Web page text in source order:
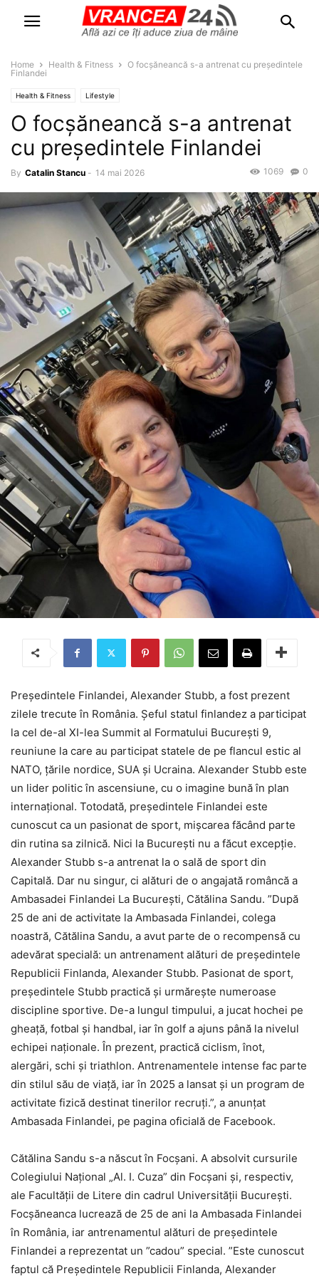
Home Health & Fitness
O focșăneancă s-a antrenat cu președintele
Finlandei
Health & Fitness Lifestyle
O focșăneancă s-a antrenat
cu președintele Finlandei
By Catalin Stancu - 14 mai 2026 0
1069
Președintele Finlandei, Alexander Stubb, a fost prezent
zilele trecute în România. Șeful statul finlandez a participat
la cel de-al XI-lea Summit al Formatului București 9,
reuniune la care au participat statele de pe flancul estic al
NATO, țările nordice, SUA și Ucraina. Alexander Stubb este
un lider politic în ascensiune, cu o imagine bună în plan
internațional. Totodată, președintele Finlandei este
cunoscut ca un pasionat de sport, mișcarea făcând parte
din rutina sa zilnică. Nici la București nu a făcut excepție.
Alexander Stubb s-a antrenat la o sală de sport din
Capitală. Dar nu singur, ci alături de o angajată româncă a
Ambasadei Finlandei La București, Cătălina Sandu. ”După
25 de ani de activitate la Ambasada Finlandei, colega
noastră, Cătălina Sandu, a avut parte de o recompensă cu
adevărat specială: un antrenament alături de președintele
Republicii Finlanda, Alexander Stubb. Pasionat de sport,
președintele Stubb practică și urmărește numeroase
discipline sportive. De-a lungul timpului, a jucat hochei pe
gheață, fotbal și handbal, iar în golf a ajuns până la nivelul
echipei naționale. În prezent, practică ciclism, înot,
alergări, schi și triathlon. Antrenamentele intense fac parte
din stilul său de viață, iar în 2025 a lansat și un program de
activitate fizică destinat tinerilor recruți.”, a anunțat
Ambasada Finlandei, pe pagina oficială de Facebook.
Cătălina Sandu s-a născut în Focșani. A absolvit cursurile
Colegiului Național „Al. I. Cuza” din Focșani și, respectiv,
ale Facultății de Litere din cadrul Universității București.
Focșăneanca lucrează de 25 de ani la Ambasada Finlandei
în România, iar antrenamentul alături de președintele
Finlandei a reprezentat un ”cadou” special. ”Este cunoscut
faptul că Președintele Republicii Finlanda, Alexander